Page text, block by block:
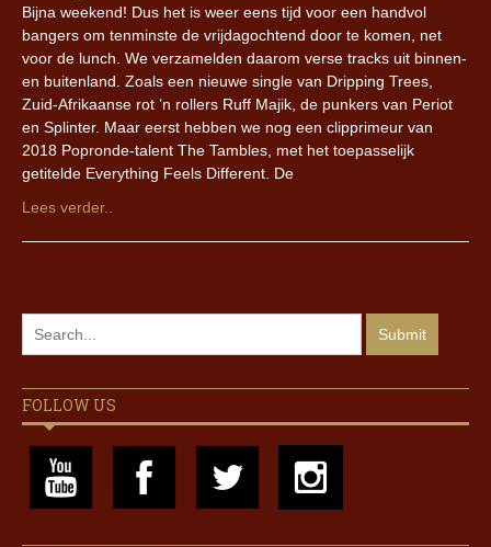
Bijna weekend! Dus het is weer eens tijd voor een handvol
bangers om tenminste de vrijdagochtend door te komen, net
voor de lunch. We verzamelden daarom verse tracks uit binnen-
en buitenland. Zoals een nieuwe single van Dripping Trees,
Zuid-Afrikaanse rot ’n rollers Ruff Majik, de punkers van Periot
en Splinter. Maar eerst hebben we nog een clipprimeur van
2018 Popronde-talent The Tambles, met het toepasselijk
getitelde Everything Feels Different. De
Lees verder..
FOLLOW US